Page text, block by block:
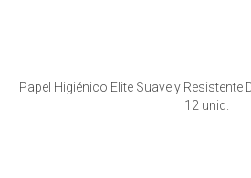
Papel Higiénico Elite Suave y Resistente
12 unid.